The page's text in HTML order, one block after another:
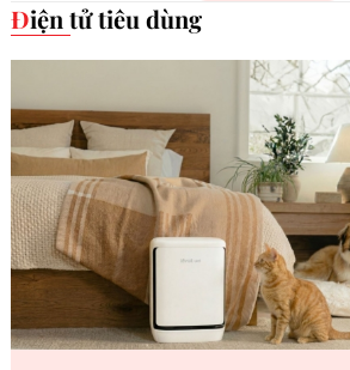
Điện tử tiêu dùng